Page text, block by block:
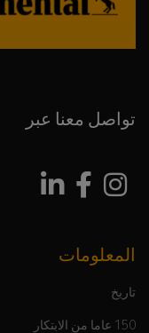
تواصل معنا عبر
المعلومات
تاريخ
150 عاما من الابتكار